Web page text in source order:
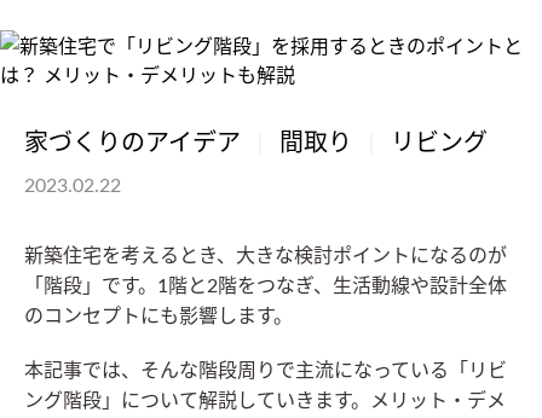
家づくりのアイデア 間取り リビング
2023.02.22
新築住宅を考えるとき、大きな検討ポイントになるのが
「階段」です。1階と2階をつなぎ、生活動線や設計全体
のコンセプトにも影響します。
本記事では、そんな階段周りで主流になっている「リビ
ング階段」について解説していきます。メリット・デメ